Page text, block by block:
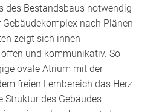
des Bestandsbaus notwendig
Gebäudekomplex nach Plänen
zeigt sich innen
und kommunikativ. So
ovale Atrium mit der
freien Lernbereich das Herz
Struktur des Gebäudes